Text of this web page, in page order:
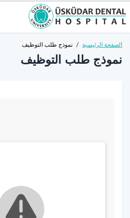
الصفحة الرئيسية / نموذج طلب التوظيف
نموذج طلب التوظيف